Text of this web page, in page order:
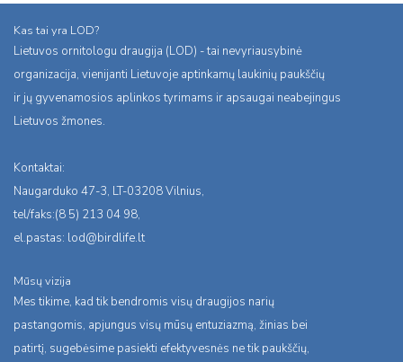
Kas tai yra LOD?
Lietuvos ornitologu draugija (LOD) - tai nevyriausybinė
organizacija, vienijanti Lietuvoje aptinkamų laukinių paukščių
ir jų gyvenamosios aplinkos tyrimams ir apsaugai neabejingus
Lietuvos žmones.
Kontaktai:
Naugarduko 47-3, LT-03208 Vilnius,
tel/faks:(8 5) 213 04 98,
el.pastas: lod@birdlife.lt
Mūsų vizija
Mes tikime, kad tik bendromis visų draugijos narių
pastangomis, apjungus visų mūsų entuziazmą, žinias bei
patirtį, sugebėsime pasiekti efektyvesnės ne tik paukščių,